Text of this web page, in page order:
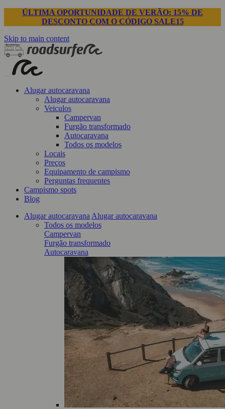
ÚLTIMA OPORTUNIDADE DE VERÃO: 15% DE
DESCONTO COM O CÓDIGO SALE15
Skip to main content
Alugar autocaravana
Alugar autocaravana
Veiculos
Campervan
Furgão transformado
Autocaravana
Todos os modelos
Locais
Preços
Equipamento de campismo
Perguntas frequentes
Campismo spots
Blog
Alugar autocaravana Alugar autocaravana
Todos os modelos
Campervan
Furgão transformado
Autocaravana